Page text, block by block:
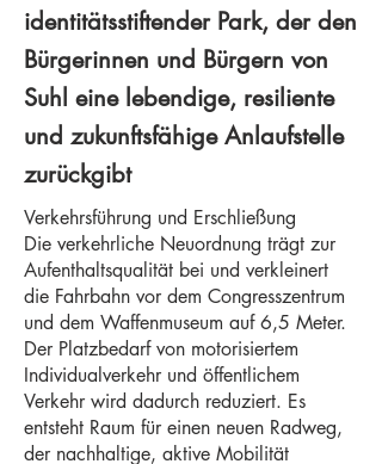
identitätsstiftender Park, der den
Bürgerinnen und Bürgern von
Suhl eine lebendige, resiliente
und zukunftsfähige Anlaufstelle
zurückgibt
Verkehrsführung und Erschließung
Die verkehrliche Neuordnung trägt zur
Aufenthaltsqualität bei und verkleinert
die Fahrbahn vor dem Congresszentrum
und dem Waffenmuseum auf 6,5 Meter.
Der Platzbedarf von motorisiertem
Individualverkehr und öffentlichem
Verkehr wird dadurch reduziert. Es
entsteht Raum für einen neuen Radweg,
der nachhaltige, aktive Mobilität